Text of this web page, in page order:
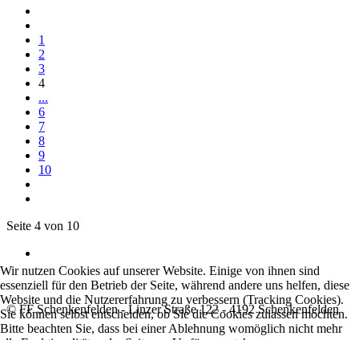
1
2
3
4
...
6
7
8
9
10
Seite 4 von 10
© FF Schenkenfelden - Linzer Straße 122 - 4192 Schenkenfelden
Wir nutzen Cookies auf unserer Website. Einige von ihnen sind
essenziell für den Betrieb der Seite, während andere uns helfen, diese
Website und die Nutzererfahrung zu verbessern (Tracking Cookies).
Sie können selbst entscheiden, ob Sie die Cookies zulassen möchten.
Bitte beachten Sie, dass bei einer Ablehnung womöglich nicht mehr